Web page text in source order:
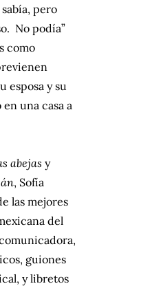
pero
No podía”
como
esposa y su
una casa a
abejas y
, Sofía
las mejores
del
guiones
y libretos